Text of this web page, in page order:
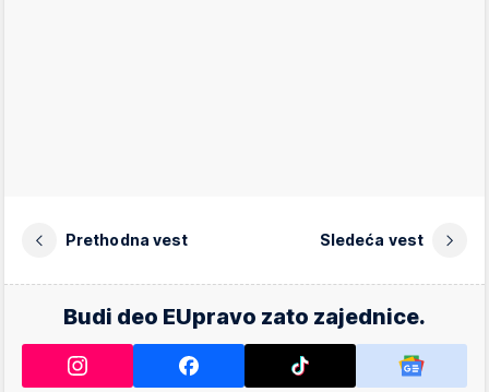
Prethodna vest Sledeća vest
Budi deo EUpravo zato zajednice.